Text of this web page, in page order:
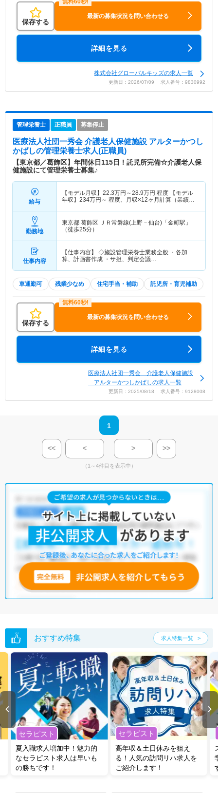
保存する
最新の募集状況を問い合わせる
詳細を見る
株式会社グローバルキッズの求人一覧
更新日：2026/07/09 求人番号：9830992
管理栄養士 正職員 募集停止
医療法人社団一秀会 介護老人保健施設 アルターかつし
かばしの管理栄養士求人(正職員)
【東京都／葛飾区】年間休日115日！託児所完備☆介護老人保
健施設にて管理栄養士募集♪
給与
【モデル月収】 22.3万円～28.9万円 程度 【モデル
年収】 234万円～ 程度、月収×12ヶ月計算（業績に
勤務地
東京都 葛飾区 ＪＲ常磐線(上野－仙台)「金町駅」
（徒歩25分）
仕事内容
【仕事内容】 ◇施設管理栄養士業務全般 ・各加
算、計画書作成 ・サ担、判定会議…
車通勤可 残業少なめ 住宅手当・補助 託児所・育児補助
保存する
最新の募集状況を問い合わせる
詳細を見る
医療法人社団一秀会 介護老人保健施設
アルターかつしかばしの求人一覧
更新日：2025/08/18 求人番号：9128008
1
<< < > >>
（1～4件目を表示中）
おすすめ特集 求人特集一覧
セラピスト
夏入職求人増加中！魅力的
なセラピスト求人は早いも
の勝ちです！
セラピスト
高年収＆土日休みを狙え
る！人気の訪問リハ求人を
ご紹介します！